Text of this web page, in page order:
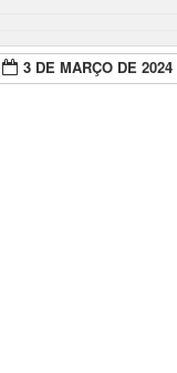
3 DE MARÇO DE 2024